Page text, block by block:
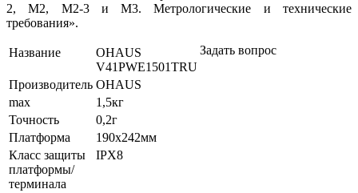
2, M2, M2-3 и M3. Метрологические и технические
требования».
Название
OHAUS
V41PWE1501TRU
Производитель OHAUS
max
1,5кг
Точность
0,2г
Платформа
190х242мм
Класс защиты
платформы/
терминала
IPX8
Задать вопрос